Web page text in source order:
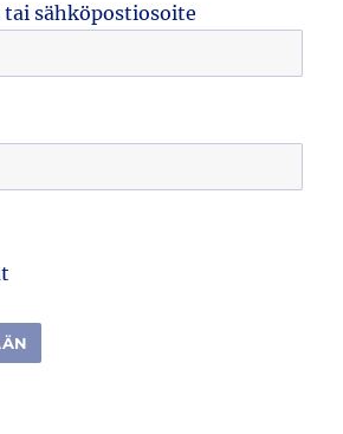
sähköpostiosoite